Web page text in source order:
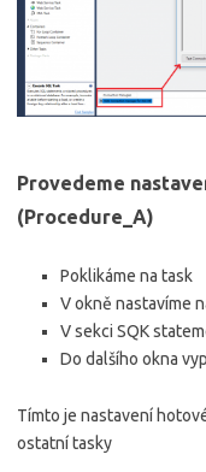
Provedeme
(Procedure_A)
Poklikáme na task
V okně nastavíme
V sekci SQK
Do dalšího okna
Tímto je nastavení
ostatní tasky